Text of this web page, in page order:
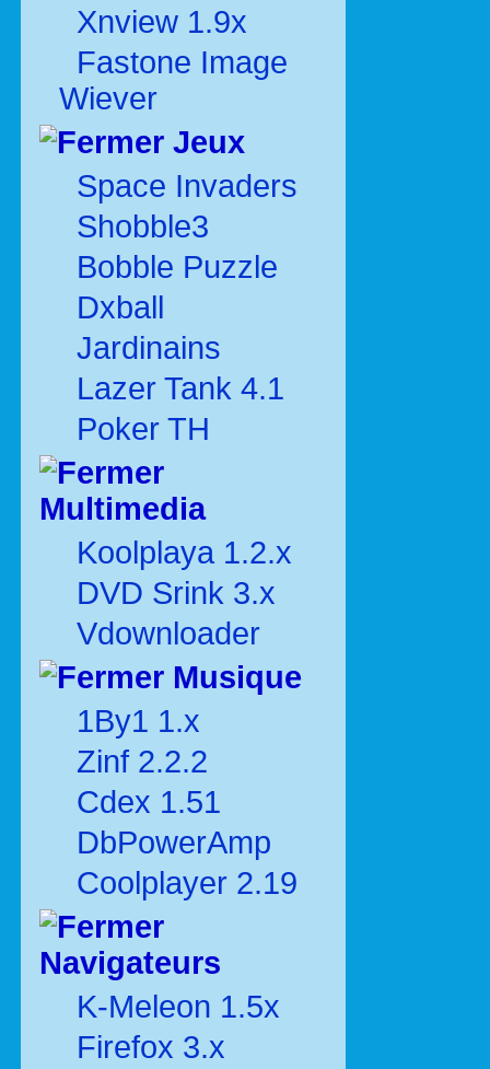
Xnview 1.9x
Fastone Image
Wiever
Jeux
Space Invaders
Shobble3
Bobble Puzzle
Dxball
Jardinains
Lazer Tank 4.1
Poker TH
Multimedia
Koolplaya 1.2.x
DVD Srink 3.x
Vdownloader
Musique
1By1 1.x
Zinf 2.2.2
Cdex 1.51
DbPowerAmp
Coolplayer 2.19
Navigateurs
K-Meleon 1.5x
Firefox 3.x